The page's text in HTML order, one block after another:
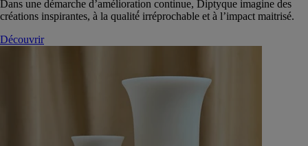
Dans une démarche d’amélioration continue, Diptyque imagine des
créations inspirantes, à la qualité́ irréprochable et à l’impact maitrisé.
Découvrir